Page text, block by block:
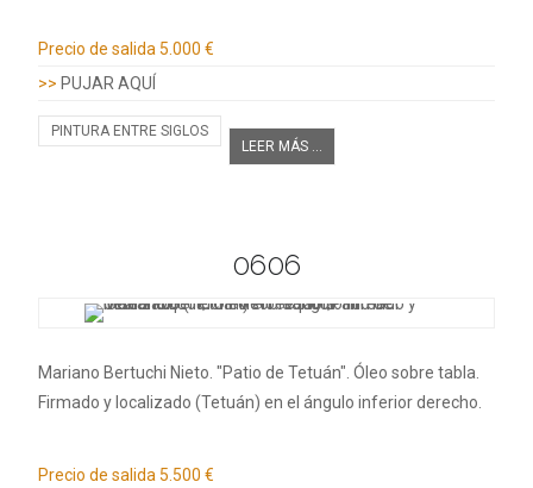
Precio de salida 5.000 €
>> PUJAR AQUÍ
PINTURA ENTRE SIGLOS
LEER MÁS ...
0606
Mariano Bertuchi Nieto. "Patio de Tetuán". Óleo sobre tabla.
Firmado y localizado (Tetuán) en el ángulo inferior derecho.
Precio de salida 5.500 €